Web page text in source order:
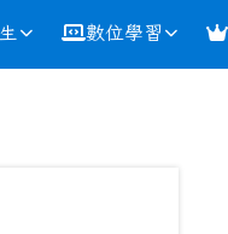
數位學習